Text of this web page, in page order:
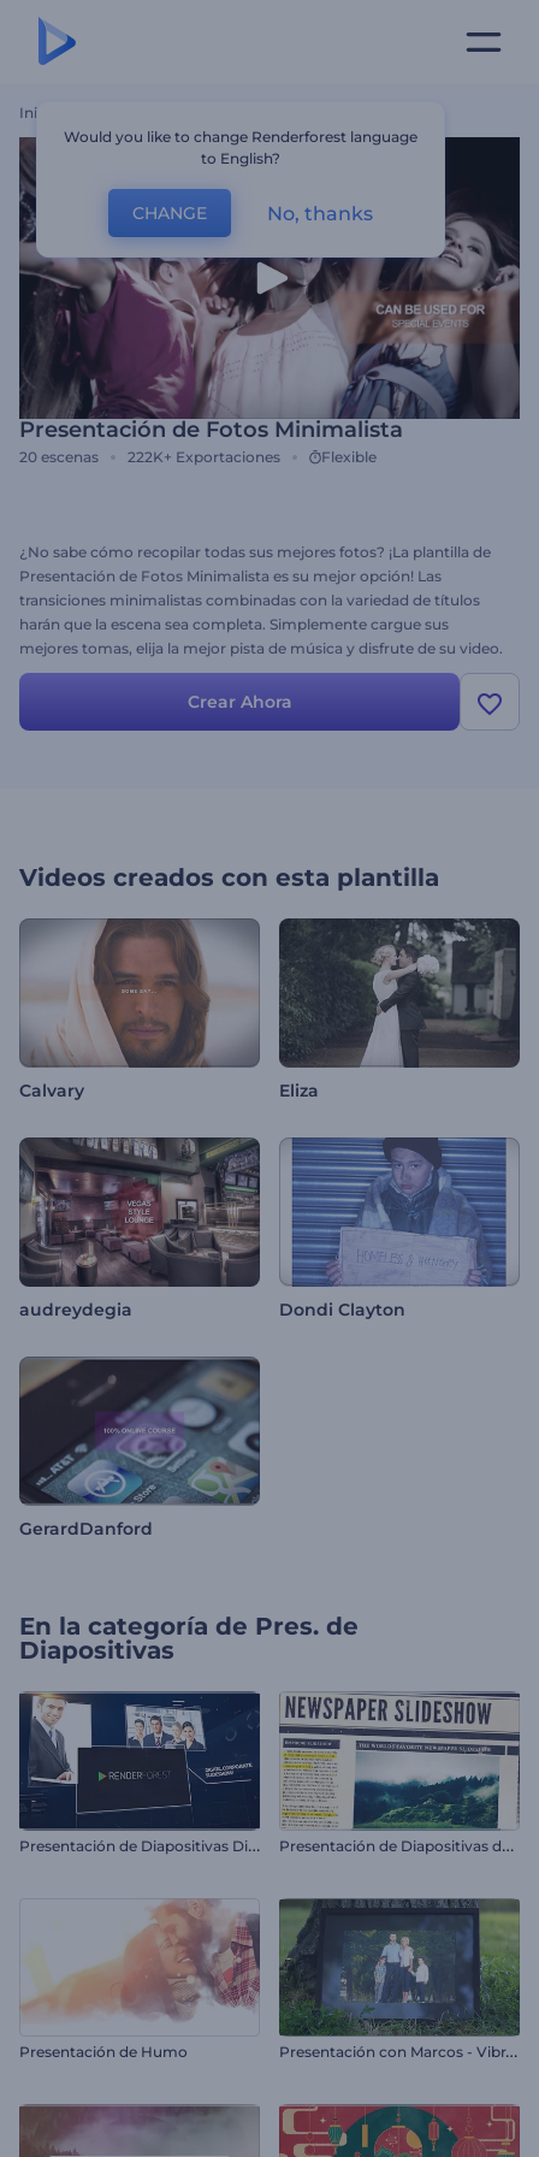
Inicio
Presentación de Fotos Minimalista
20 escenas 222K+ Exportaciones Flexible
¿No sabe cómo recopilar todas sus mejores fotos? ¡La plantilla de
Presentación de Fotos Minimalista es su mejor opción! Las
transiciones minimalistas combinadas con la variedad de títulos
harán que la escena sea completa. Simplemente cargue sus
mejores tomas, elija la mejor pista de música y disfrute de su video.
Perfecto para bodas, cumpleaños, presentaciones de diapositivas
corporativas y mucho más. Obtenga su video en unos minutos,
¡pruébelo ya!
Crear Ahora
Videos creados con esta plantilla
Calvary Eliza
audreydegia Dondi Clayton
GerardDanford
En la categoría de Pres. de
Diapositivas
P
resentación de Diapositivas Digital Corporativa P
resentación de Diapositivas de Periódico
Presentación de Humo P
resentación con Marcos - Vibraciones de Verano
Would you like to change Renderforest language
to English?
CHANGE No, thanks